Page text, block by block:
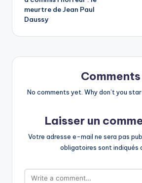
meurtre de Jean Paul
Daussy
Comments
No comments yet. Why don’t you
Laisser un
Votre adresse e-mail ne sera pas
obligatoires sont indiqués